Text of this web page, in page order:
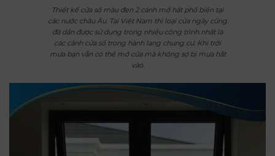
Thiết kế cửa sổ màu đen 2 cánh mở hất phổ biến tại
các nước châu Âu. Tại Việt Nam thì loại cửa ngày cũng
đã dần được sử dụng trong nhiều công trình nhất là
các cánh cửa sổ trong hành lang chung cư. Khi trời
mưa bạn vẫn có thể mở cửa mà không sợ bị mưa hắt
vào.